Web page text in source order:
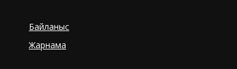
Байланыс
Жарнама